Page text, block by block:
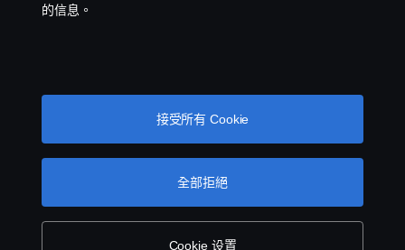
的信息。
Cookie 设置
全部拒絕
接受所有 Cookie